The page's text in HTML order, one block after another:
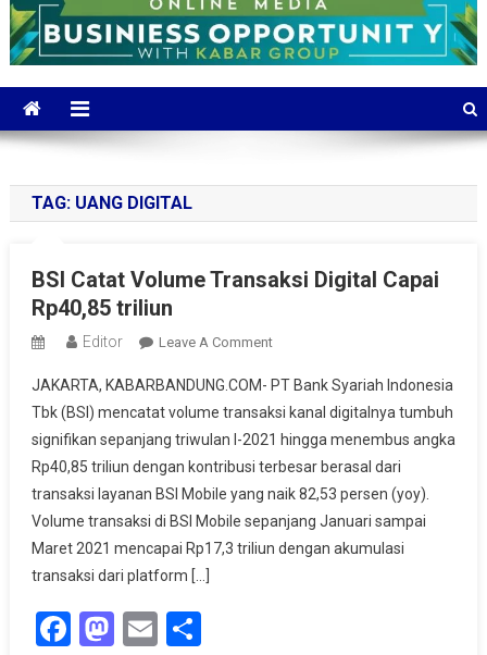
TAG: UANG DIGITAL
BSI Catat Volume Transaksi Digital Capai
Rp40,85 triliun
Editor Leave A CommentOn
Catat
Volume
Transaksi
Digital
Capai
Rp40,85
Triliun
JAKARTA, KABARBANDUNG.COM- PT Bank Syariah Indonesia
Tbk (BSI) mencatat volume transaksi kanal digitalnya tumbuh
signifikan sepanjang triwulan I-2021 hingga menembus angka
Rp40,85 triliun dengan kontribusi terbesar berasal dari
transaksi layanan BSI Mobile yang naik 82,53 persen (yoy).
Volume transaksi di BSI Mobile sepanjang Januari sampai
Maret 2021 mencapai Rp17,3 triliun dengan akumulasi
transaksi dari platform […]
Facebook
Mastodon
EmailShare